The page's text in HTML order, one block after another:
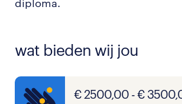
diploma.
wat bieden wij jou
€ 2500,00 - €